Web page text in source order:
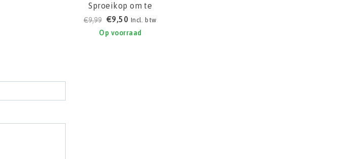
Sproeikop om te
spoelen voor
HPW2000E,
ANZ2000E-R
€9,99 €9,50 Incl. btw
Op voorraad